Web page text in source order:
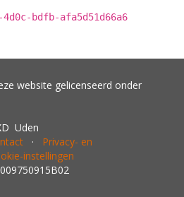
4d0c-bdfb-afa5d51d66a6
website gelicenseerd onder
Uden
· Privacy- en
instellingen